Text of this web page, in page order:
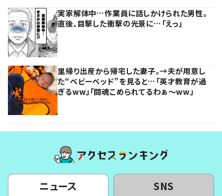
実家解体中…作業員に話しかけられた男性。
直後、目撃した衝撃の光景に…「えっ」
里帰り出産から帰宅した妻子。→夫が用意し
た“ベビーベッド”を見ると…「英才教育が過
ぎるww」「闘魂こめられてるわぁ～ww」
ニュース SNS